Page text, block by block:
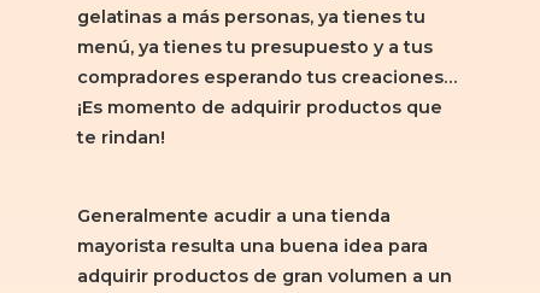
gelatinas a más personas, ya tienes tu
menú, ya tienes tu presupuesto y a tus
compradores esperando tus creaciones…
¡Es momento de adquirir productos que
te rindan!
Generalmente acudir a una tienda
mayorista resulta una buena idea para
adquirir productos de gran volumen a un